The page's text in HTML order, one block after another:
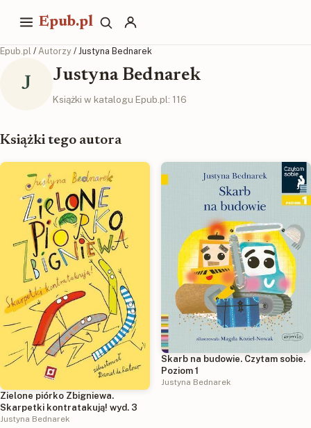
Epub.pl
Epub.pl / Autorzy / Justyna Bednarek
J Justyna Bednarek
Książki w katalogu Epub.pl: 116
Książki tego autora
Zielone piórko Zbigniewa.
Skarpetki kontratakują! wyd. 3
Justyna Bednarek
Skarb na budowie. Czytam sobie.
Poziom 1
Justyna Bednarek